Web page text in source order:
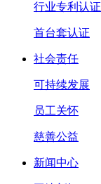
行业专利认证
首台套认证
社会责任
可持续发展
员工关怀
慈善公益
新闻中心